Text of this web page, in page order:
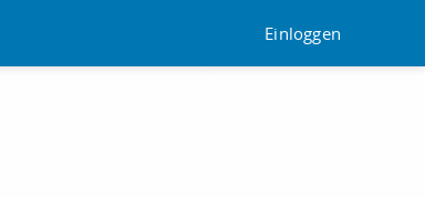
Einloggen